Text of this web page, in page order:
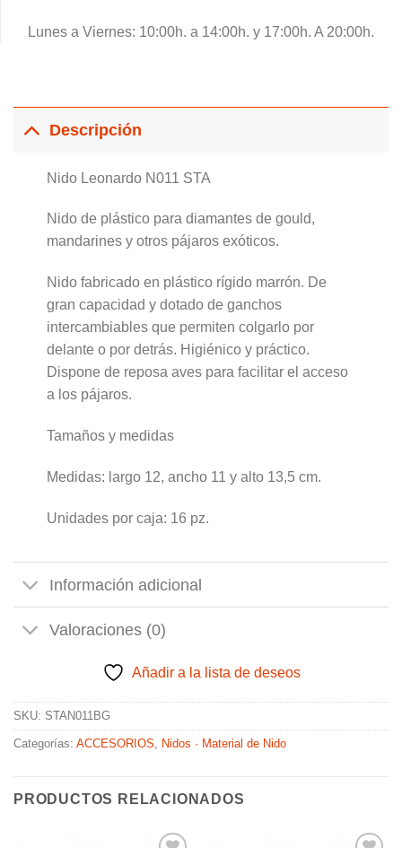
Lunes a Viernes: 10:00h. a 14:00h. y 17:00h. A 20:00h.
Descripción
Nido Leonardo N011 STA
Nido de plástico para diamantes de gould,
mandarines y otros pájaros exóticos.
Nido fabricado en plástico rígido marrón. De
gran capacidad y dotado de ganchos
intercambiables que permiten colgarlo por
delante o por detrás. Higiénico y práctico.
Dispone de reposa aves para facilitar el acceso
a los pájaros.
Tamaños y medidas
Medidas: largo 12, ancho 11 y alto 13,5 cm.
Unidades por caja: 16 pz.
Información adicional
Valoraciones (0)
Añadir a la lista de deseos
SKU: STAN011BG
Categorías: ACCESORIOS, Nidos · Material de Nido
PRODUCTOS RELACIONADOS